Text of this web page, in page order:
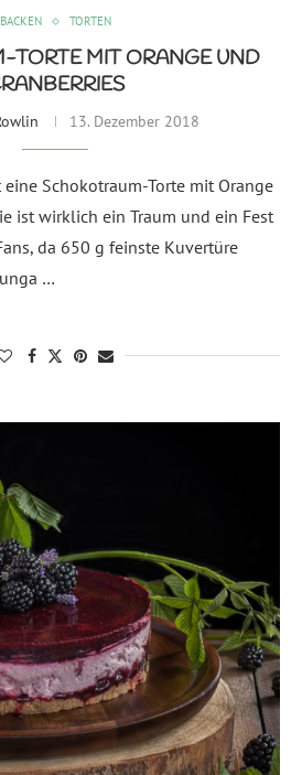
BACKEN TORTEN
TORTE MIT ORANGE UND
13. Dezember 2018
Schokotraum-Torte mit Orange
ist wirklich ein Traum und ein Fest
da 650 g feinste Kuvertüre
…